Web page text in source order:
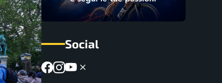
Social